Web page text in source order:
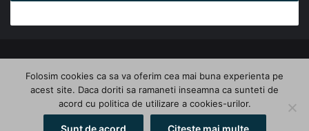
FacebookLinkedInYouTube
Folosim cookies ca sa va oferim cea mai buna experienta pe
acest site. Daca doriti sa ramaneti inseamna ca sunteti de
acord cu politica de utilizare a cookies-urilor.
Sunt de acord Citeste mai multe